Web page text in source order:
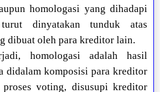
homologasi yang dihadapi
dinyatakan tunduk atas
dibuat oleh para kreditor lain.
homologasi adalah hasil
didalam komposisi para kreditor
voting, disusupi kreditor